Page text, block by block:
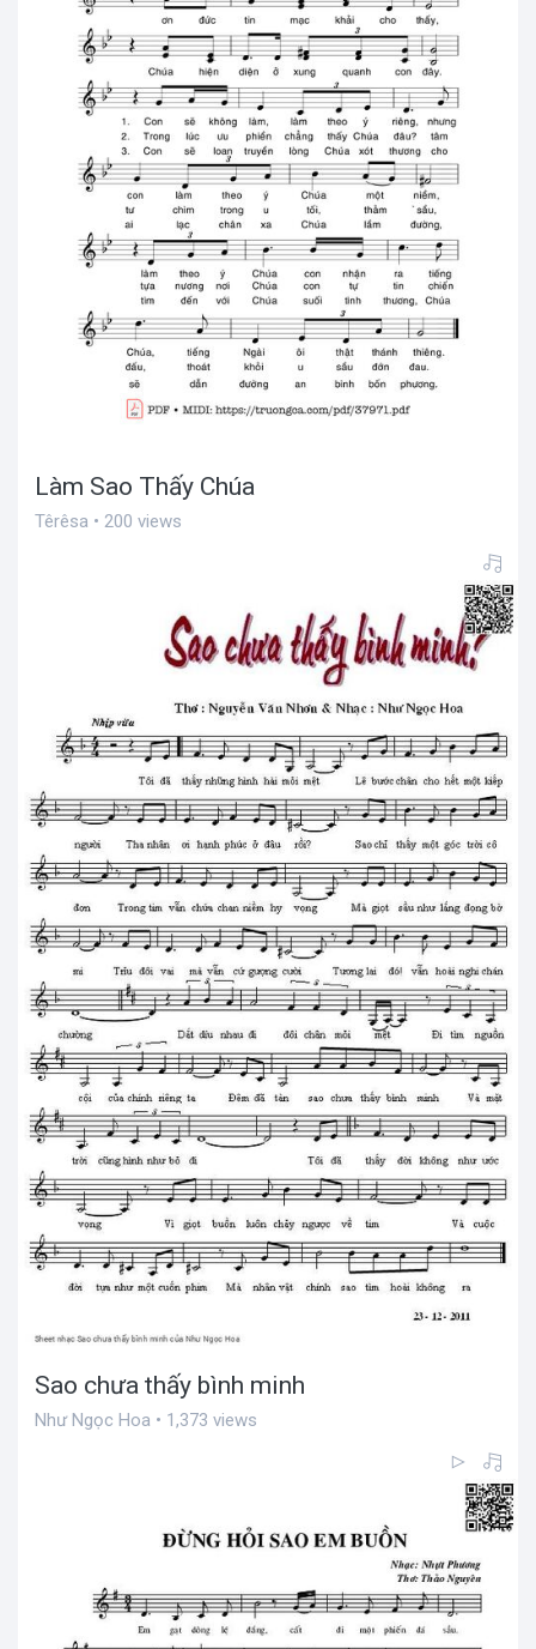
Làm Sao Thấy Chúa
Têrêsa • 200 views
Sao chưa thấy bình minh
Như Ngọc Hoa • 1,373 views